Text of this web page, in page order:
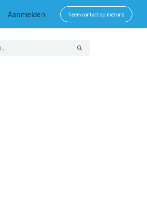
Aanmelden Neem contact op met ons